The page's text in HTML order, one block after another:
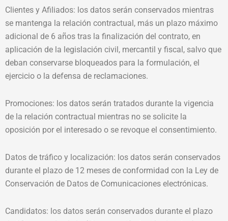
Clientes y Afiliados: los datos serán conservados mientras
se mantenga la relación contractual, más un plazo máximo
adicional de 6 años tras la finalización del contrato, en
aplicación de la legislación civil, mercantil y fiscal, salvo que
deban conservarse bloqueados para la formulación, el
ejercicio o la defensa de reclamaciones.
Promociones: los datos serán tratados durante la vigencia
de la relación contractual mientras no se solicite la
oposición por el interesado o se revoque el consentimiento.
Datos de tráfico y localización: los datos serán conservados
durante el plazo de 12 meses de conformidad con la Ley de
Conservación de Datos de Comunicaciones electrónicas.
Candidatos: los datos serán conservados durante el plazo